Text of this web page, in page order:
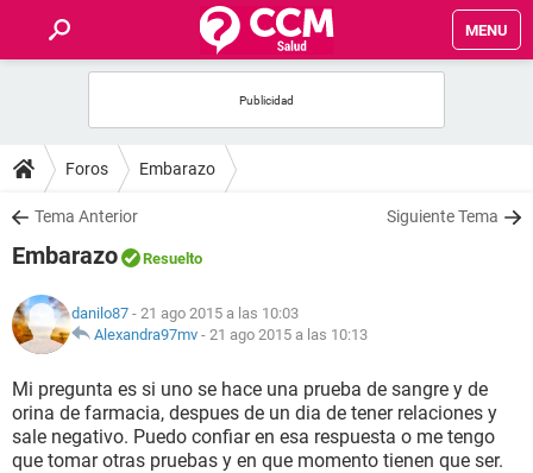
MENU
FOROS
SALUD
NUTRICIÓN
BIENESTAR
SEXUALIDAD
Foros Embarazo
Tema Anterior Siguiente Tema
Embarazo Resuelto
danilo87 - 21 ago 2015 a las 10:03
Alexandra97mv - 21 ago 2015 a las 10:13
Mi pregunta es si uno se hace una prueba de sangre y de
orina de farmacia, despues de un dia de tener relaciones y
sale negativo. Puedo confiar en esa respuesta o me tengo
que tomar otras pruebas y en que momento tienen que ser.